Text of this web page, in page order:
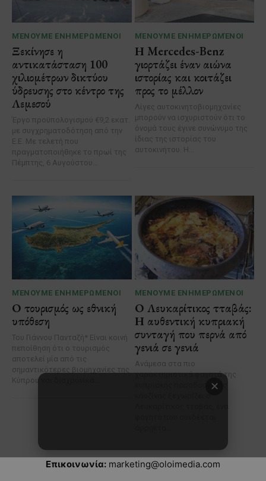
Επικοινωνία: marketing@oloimedia.com